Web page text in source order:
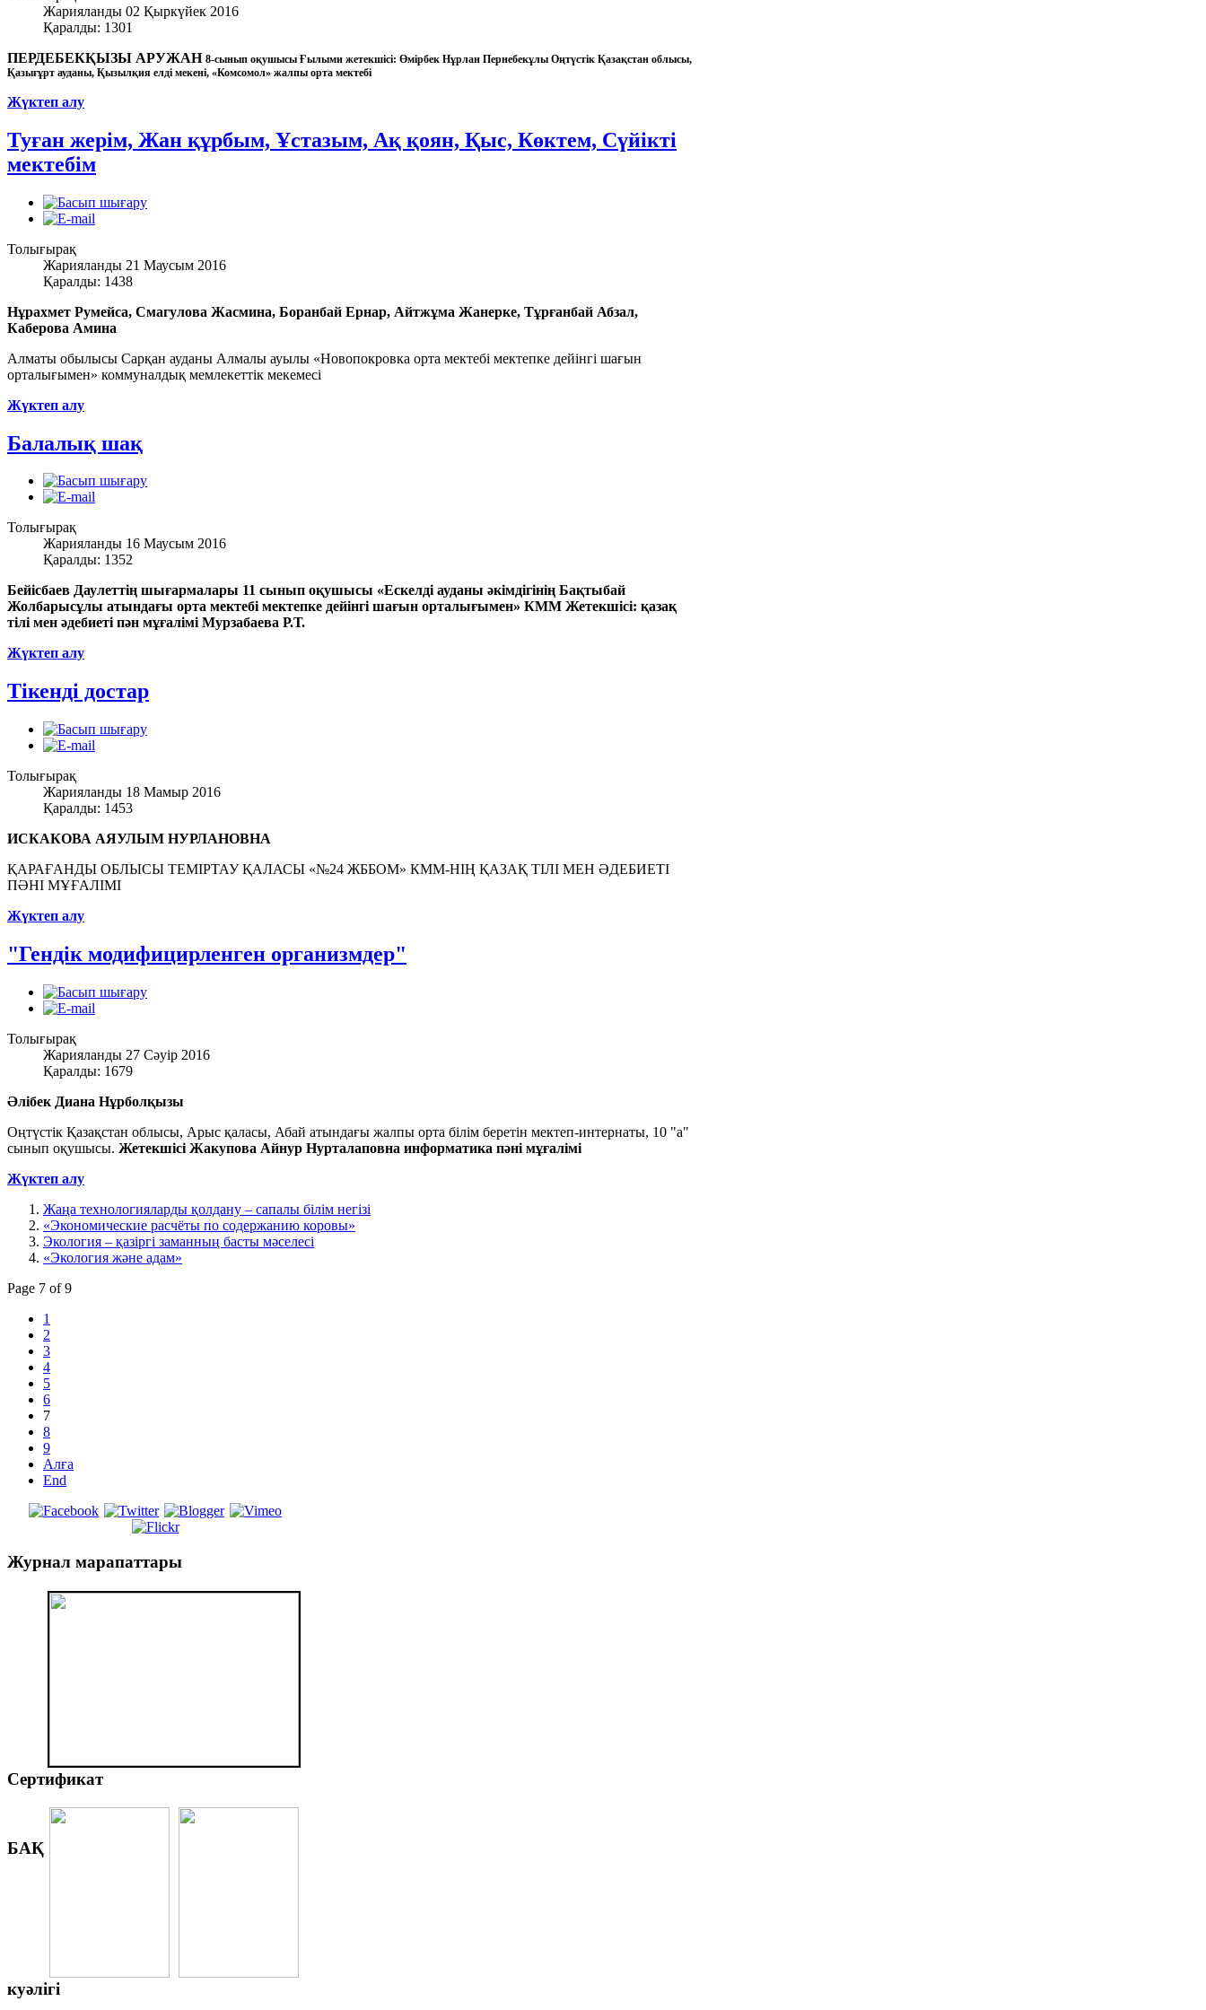
Жарияланды 02 Қыркүйек 2016
Қаралды: 1301
ПЕРДЕБЕКҚЫЗЫ АРУЖАН 8-сынып оқушысы Ғылыми жетекшісі: Өмірбек Нұрлан Пернебекұлы Оңтүстік Қазақстан облысы,
Қазығұрт ауданы, Қызылқия елді мекені, «Комсомол» жалпы орта мектебі
Жүктеп алу
Туған жерім, Жан құрбым, Ұстазым, Ақ қоян, Қыс, Көктем, Сүйікті
мектебім
Толығырақ
Жарияланды 21 Маусым 2016
Қаралды: 1438
Нұрахмет Румейса, Смагулова Жасмина, Боранбай Ернар, Айтжұма Жанерке, Тұрғанбай Абзал,
Каберова Амина
Алматы обылысы Сарқан ауданы Алмалы ауылы «Новопокровка орта мектебі мектепке дейінгі шағын
орталығымен» коммуналдық мемлекеттік мекемесі
Жүктеп алу
Балалық шақ
Толығырақ
Жарияланды 16 Маусым 2016
Қаралды: 1352
Бейісбаев Даулеттің шығармалары 11 сынып оқушысы «Ескелді ауданы әкімдігінің Бақтыбай
Жолбарысұлы атындағы орта мектебі мектепке дейінгі шағын орталығымен» КММ Жетекшісі: қазақ
тілі мен әдебиеті пән мұғалімі Мурзабаева Р.Т.
Жүктеп алу
Тікенді достар
Толығырақ
Жарияланды 18 Мамыр 2016
Қаралды: 1453
ИСКАКОВА АЯУЛЫМ НУРЛАНОВНА
ҚАРАҒАНДЫ ОБЛЫСЫ ТЕМІРТАУ ҚАЛАСЫ «№24 ЖББОМ» КММ-НІҢ ҚАЗАҚ ТІЛІ МЕН ӘДЕБИЕТІ
ПӘНІ МҰҒАЛІМІ
Жүктеп алу
"Гендік модифицирленген организмдер"
Толығырақ
Жарияланды 27 Сәуір 2016
Қаралды: 1679
Әлібек Диана Нұрболқызы
Оңтүстік Қазақстан облысы, Арыс қаласы, Абай атындағы жалпы орта білім беретін мектеп-интернаты, 10 "а"
сынып оқушысы. Жетекшісі Жакупова Айнур Нурталаповна информатика пәні мұғалімі
Жүктеп алу
Жаңа технологияларды қолдану – сапалы білім негізі
«Экономические расчёты по содержанию коровы»
Экология – қазіргі заманның басты мәселесі
«Экология және адам»
Page 7 of 9
1
2
3
4
5
6
7
8
9
Алға
End
Журнал марапаттары
Сертификат
БАҚ
куәлігі